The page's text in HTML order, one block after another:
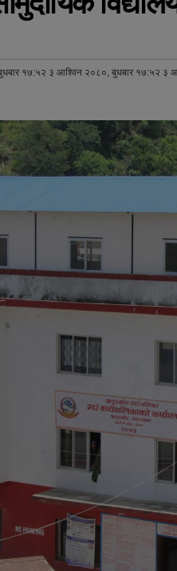
१७:५२ ३ आश्विन २०८०, बुधबार १७:५२ ३